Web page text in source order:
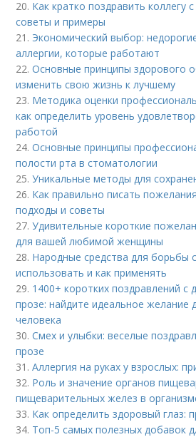
20. Как кратко поздравить коллегу
советы и примеры
21. Экономический выбор:
аллергии, которые работают
22.Основные принципы здорового
изменить свою жизнь к лучшему
23. Методика оценки
как определить уровень
работой
24.Основные принципы
полости рта в стоматологии
25.Уникальные методы для
26. Как правильно писать
подходы и советы
27.Удивительные короткие
для вашей любимой женщины
28. Народные средства для борьбы
использовать и как применять
29. 1400+ коротких поздравлений с
прозе: найдите идеальное желание
человека
30.Смех и улыбки: веселые
прозе
31.Аллергия на руках у взрослых:
32. Роль и значение органов
пищеварительных желез в
33. Как определить здоровый глаз:
34. Топ-5 самых полезных добавок